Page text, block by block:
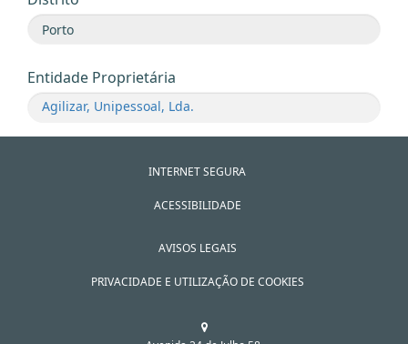
Entidade Proprietária
Agilizar, Unipessoal, Lda.
INTERNET SEGURA
ACESSIBILIDADE
AVISOS LEGAIS
PRIVACIDADE E UTILIZAÇÃO DE COOKIES